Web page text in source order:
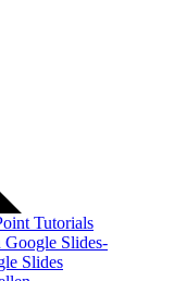
Tutorials
Google Slides-
Slides